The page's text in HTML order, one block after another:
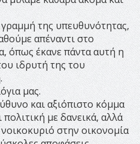
της υπευθυνότητας,
απέναντι στο
όπως έκανε πάντα αυτή η
ιδρυτή της του
μας.
και αξιόπιστο κόμμα
πολιτική με δανεικά, αλλά
στην οικονομία